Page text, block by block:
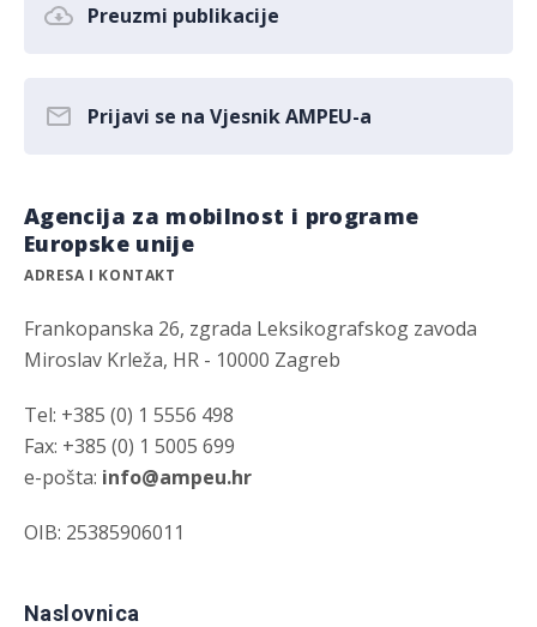
Preuzmi publikacije
Prijavi se na Vjesnik AMPEU-a
Agencija za mobilnost i programe
Europske unije
ADRESA I KONTAKT
Frankopanska 26, zgrada Leksikografskog zavoda
Miroslav Krleža, HR - 10000 Zagreb
Tel: +385 (0) 1 5556 498
Fax: +385 (0) 1 5005 699
e-pošta: info@ampeu.hr
OIB: 25385906011
Naslovnica